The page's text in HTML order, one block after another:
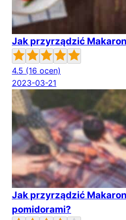
Jak przyrządzić
4.5 (16 ocen)
2023-03-21
Jak przyrządzić
pomidorami?